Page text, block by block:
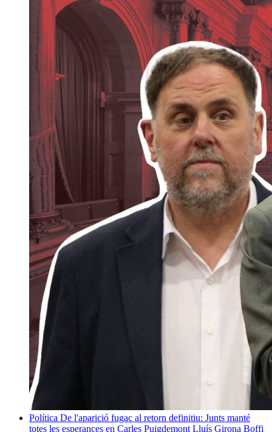
Política De l'aparició fugaç al retorn definitiu: Junts manté
totes les esperances en Carles Puigdemont Lluís Girona Boffi